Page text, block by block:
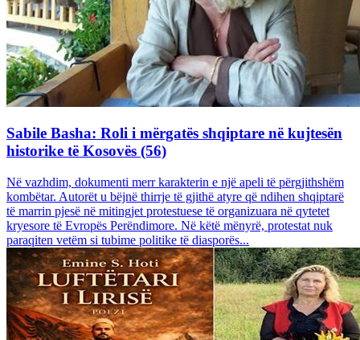
Sabile Basha: Roli i mërgatës shqiptare në kujtesën
historike të Kosovës (56)
Në vazhdim, dokumenti merr karakterin e një apeli të përgjithshëm
kombëtar. Autorët u bëjnë thirrje të gjithë atyre që ndihen shqiptarë
të marrin pjesë në mitingjet protestuese të organizuara në qytetet
kryesore të Evropës Perëndimore. Në këtë mënyrë, protestat nuk
paraqiten vetëm si tubime politike të diasporës...